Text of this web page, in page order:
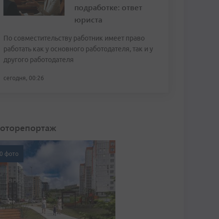
подработке: ответ
юриста
По совместительству работник имеет право
работать как у основного работодателя, так и у
другого работодателя
сегодня, 00:26
фото